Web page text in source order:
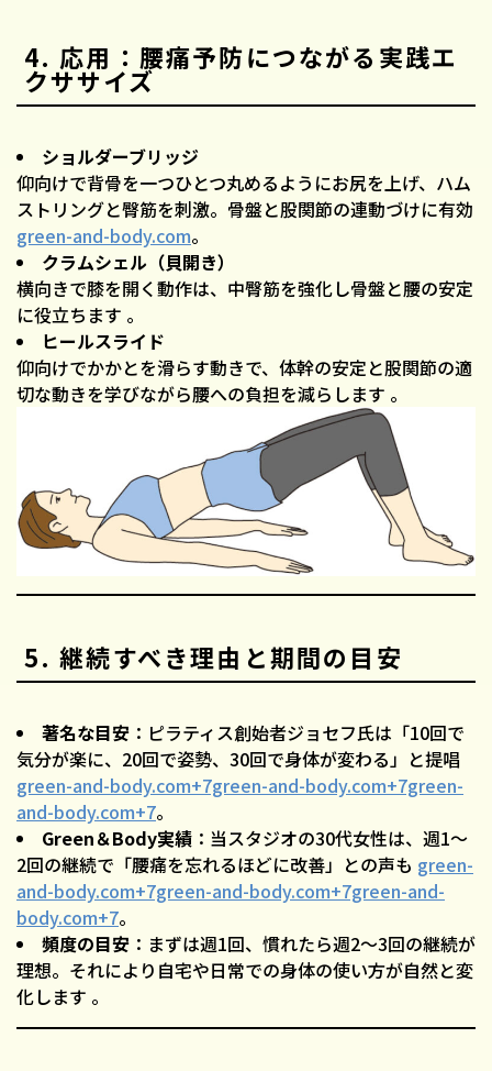
4. 応用：腰痛予防につながる実践エ
クササイズ
ショルダーブリッジ
仰向けで背骨を一つひとつ丸めるようにお尻を上げ、ハム
ストリングと臀筋を刺激。骨盤と股関節の連動づけに有効
green-and-body.com。
クラムシェル（貝開き）
横向きで膝を開く動作は、中臀筋を強化し骨盤と腰の安定
に役立ちます 。
ヒールスライド
仰向けでかかとを滑らす動きで、体幹の安定と股関節の適
切な動きを学びながら腰への負担を減らします 。
5. 継続すべき理由と期間の目安
著名な目安 ：ピラティス創始者ジョセフ氏は「10回で
気分が楽に、20回で姿勢、30回で身体が変わる」と提唱
green-and-body.com+7green-and-body.com+7green-
and-body.com+7。
Green＆Body実績 ：当スタジオの30代女性は、週1〜
2回の継続で「腰痛を忘れるほどに改善」との声も green-
and-body.com+7green-and-body.com+7green-and-
body.com+7。
頻度の目安 ：まずは週1回、慣れたら週2〜3回の継続が
理想。それにより自宅や日常での身体の使い方が自然と変
化します 。